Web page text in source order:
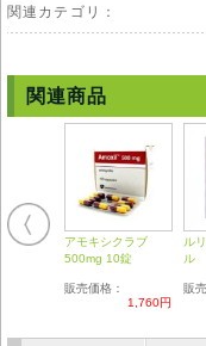
トリコモナス症の潜伏期は
があげられます。
近年では、大衆浴場や、便
疾患です。
ぎ、死滅させ、殺虫効果を
トリコモナス症の他にも、
バ赤痢、粘膜で主に増殖す
方されます。
メトロダニゾールなど、既
く、有効血中濃度を持続で
本剤のご使用にあたりまし
使用をお願い致します。
関連カテゴリ：
関連商品
アモキシクラブ
500mg 10錠
販売価格：
1,760円
ル
ル
販